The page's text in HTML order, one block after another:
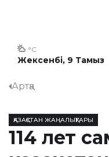
Жексенбі, 9 Тамыз
°C
Артқа
ҚАЗАҚСТАН ЖАҢАЛЫҚТАРЫ
114 лет